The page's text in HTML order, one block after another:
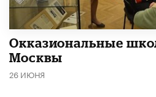
​Окказиональные
Москвы
26 ИЮНЯ